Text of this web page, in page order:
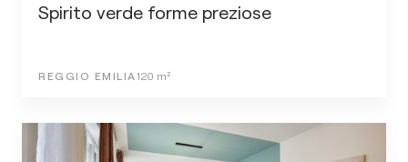
Spirito verde forme preziose
REGGIO EMILIA 120 m²